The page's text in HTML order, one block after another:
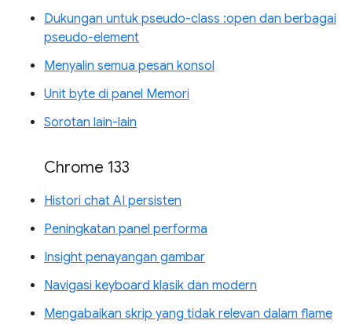
Dukungan untuk pseudo-class :open dan berbagai
pseudo-element
Menyalin semua pesan konsol
Unit byte di panel Memori
Sorotan lain-lain
Chrome 133
Histori chat AI persisten
Peningkatan panel performa
Insight penayangan gambar
Navigasi keyboard klasik dan modern
Mengabaikan skrip yang tidak relevan dalam flame